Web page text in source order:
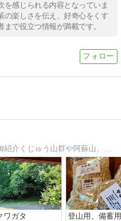
を感じられる内容となっていま
の楽しさを伝え、好奇心をくす
で役立つ情報が満載です。
くじゅう山群や阿蘇山のルートを御紹介くじゅう山群や阿蘇山、祖母山のルートや温泉なども御紹介。
ワガタ 登山用、備蓄